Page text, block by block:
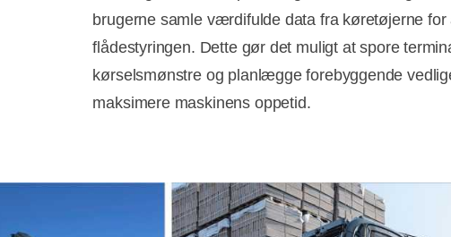
brugerne samle værdifulde data fra køretøjerne for
flådestyringen. Dette gør det muligt at spore
kørselsmønstre og planlægge forebyggende
maksimere maskinens oppetid.